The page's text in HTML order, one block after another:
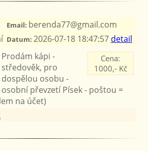
Email: berenda77@gmail.com
Datum: 2026-07-18 18:47:57 detail
Cena:
1000,- Kč
Prodám kápi -
středověk, pro
dospělou osobu -
osobní převzetí Písek - poštou =
na účet)